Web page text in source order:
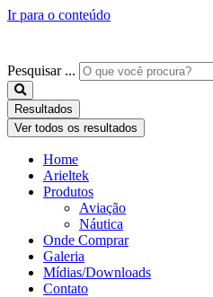
Ir para o conteúdo
Pesquisar ...
Resultados
Ver todos os resultados
Home
Arieltek
Produtos
Aviação
Náutica
Onde Comprar
Galeria
Mídias/Downloads
Contato